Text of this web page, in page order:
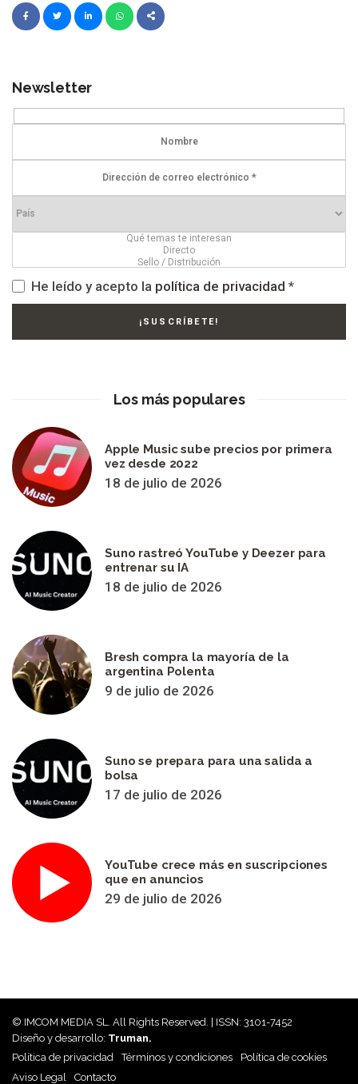
Newsletter
He leído y acepto la política de privacidad *
Los más populares
Apple Music sube precios por primera
vez desde 2022
18 de julio de 2026
Suno rastreó YouTube y Deezer para
entrenar su IA
18 de julio de 2026
Bresh compra la mayoría de la
argentina Polenta
9 de julio de 2026
Suno se prepara para una salida a
bolsa
17 de julio de 2026
YouTube crece más en suscripciones
que en anuncios
29 de julio de 2026
© IMCOM MEDIA SL. All Rights Reserved. | ISSN: 3101-7452
Diseño y desarrollo: Truman.
Política de privacidad
Términos y condiciones
Política de cookies
Aviso Legal
Contacto